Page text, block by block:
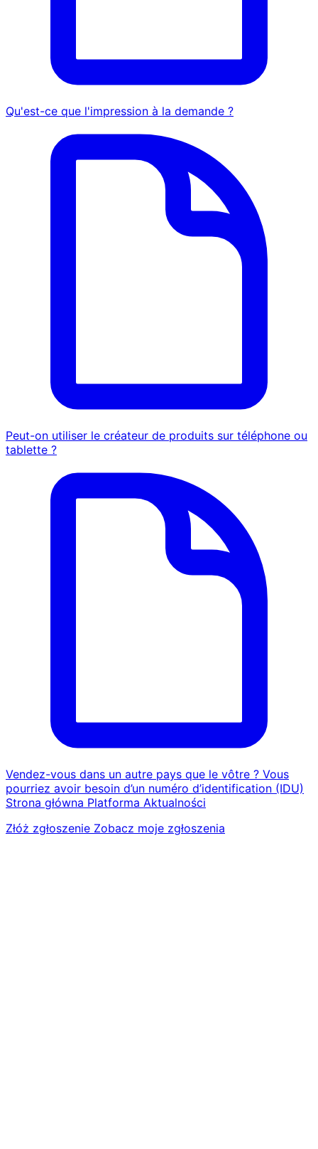
Qu'est-ce que l'impression à la demande ?
Peut-on utiliser le créateur de produits sur téléphone ou
tablette ?
Vendez-vous dans un autre pays que le vôtre ? Vous
pourriez avoir besoin d’un numéro d’identification (IDU)
Strona główna Platforma Aktualności
Złóż zgłoszenie Zobacz moje zgłoszenia